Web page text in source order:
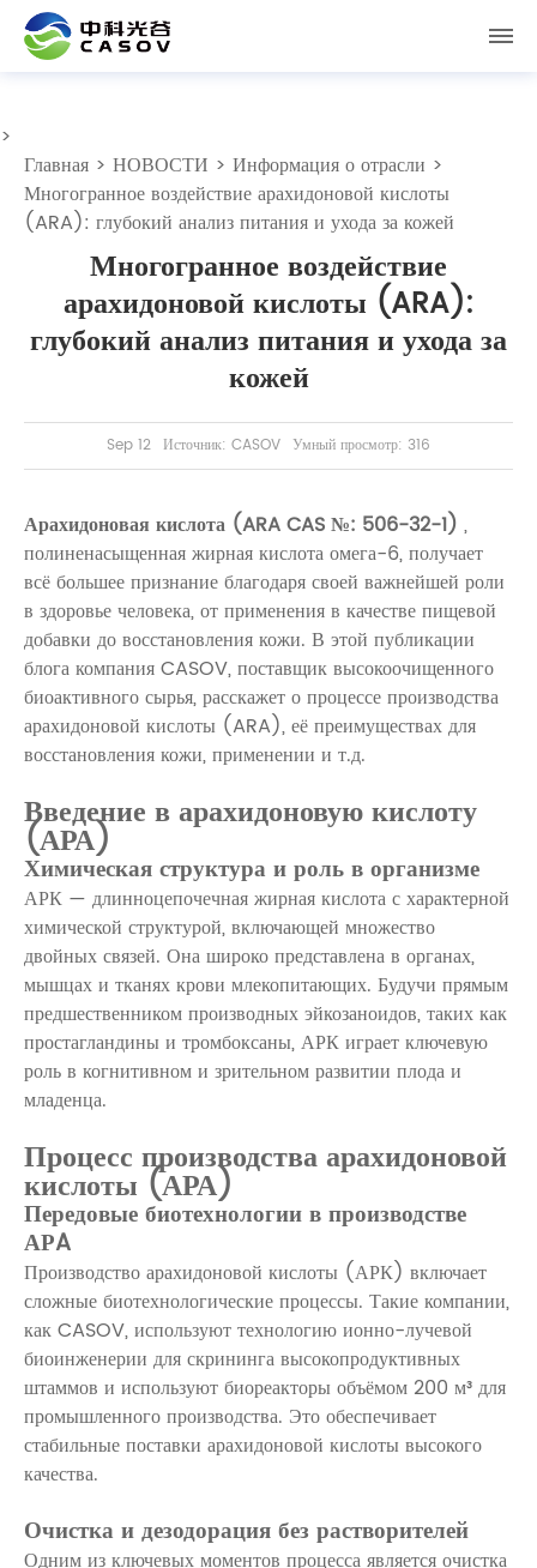
>
Главная > НОВОСТИ > Информация о отрасли >
Многогранное воздействие арахидоновой кислоты
(ARA): глубокий анализ питания и ухода за кожей
Многогранное воздействие
арахидоновой кислоты (ARA):
глубокий анализ питания и ухода за
кожей
Sep 12 Источник: CASOV Умный просмотр: 316
Арахидоновая кислота (ARA CAS №: 506-32-1) ,
полиненасыщенная жирная кислота омега-6, получает
всё большее признание благодаря своей важнейшей роли
в здоровье человека, от применения в качестве пищевой
добавки до восстановления кожи. В этой публикации
блога компания CASOV, поставщик высокоочищенного
биоактивного сырья, расскажет о процессе производства
арахидоновой кислоты (ARA), её преимуществах для
восстановления кожи, применении и т.д.
Введение в арахидоновую кислоту
(АРА)
Химическая структура и роль в организме
АРК — длинноцепочечная жирная кислота с характерной
химической структурой, включающей множество
двойных связей. Она широко представлена ​​в органах,
мышцах и тканях крови млекопитающих. Будучи прямым
предшественником производных эйкозаноидов, таких как
простагландины и тромбоксаны, АРК играет ключевую
роль в когнитивном и зрительном развитии плода и
младенца.
Процесс производства арахидоновой
кислоты (АРА)
Передовые биотехнологии в производстве
АРA
Производство арахидоновой кислоты (АРК) включает
сложные биотехнологические процессы. Такие компании,
как CASOV, используют технологию ионно-лучевой
биоинженерии для скрининга высокопродуктивных
штаммов и используют биореакторы объёмом 200 м³ для
промышленного производства. Это обеспечивает
стабильные поставки арахидоновой кислоты высокого
качества.
Очистка и дезодорация без растворителей
Одним из ключевых моментов процесса является очистка